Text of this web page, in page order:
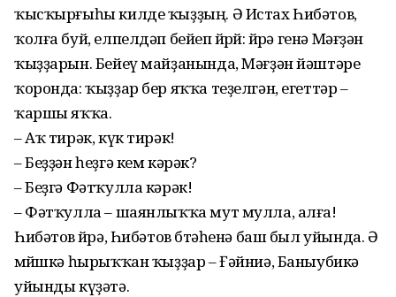
ҡысҡырғыһы килде ҡыҙҙың. Ә Истах Һибәтов,
ҡолға буй, елпелдәп бейеп йөрөй: өйөрә генә Мәғҙән
ҡыҙҙарын. Бейеү майҙанында, Мәғҙән йәштәре
ҡоронда: ҡыҙҙар бер яҡҡа теҙелгән, егеттәр –
ҡаршы яҡҡа.
– Аҡ тирәк, күк тирәк!
– Беҙҙән һеҙгә кем кәрәк?
– Беҙгә Фәтҡулла кәрәк!
– Фәтҡулла – шаянлыҡҡа мут мулла, алға!
Һибәтов өйөрә, Һибәтов бөтәһенә баш был уйында. Ә
мөйөшкә һырыҡҡан ҡыҙҙар – Ғәйниә, Баныубикә
уйынды күҙәтә.